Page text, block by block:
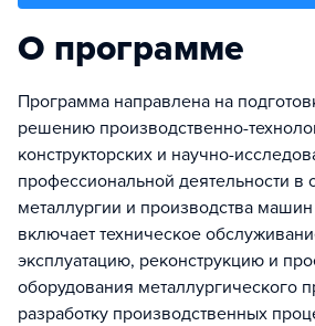
О программе
Программа направлена на
решению производственно-
конструкторских и научно-
профессиональной деятельности в
металлургии и производства
включает техническое
эксплуатацию, реконструкцию и
оборудования металлургического
разработку производственных